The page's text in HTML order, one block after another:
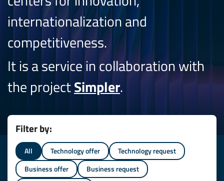
internationalization and
competitiveness.
It is a service in collaboration with
the projectSimpler.
Filter by:
All Technology offer
Technology request
Business offer
Business request